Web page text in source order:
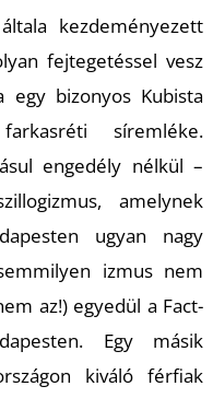
kezdeményezett
fejtegetéssel vesz
egy bizonyos Kubista
síremléke.
engedély nélkül –
amelynek
ugyan nagy
izmus nem
az!) egyedül a Fact-
Egy másik
kiváló férfiak